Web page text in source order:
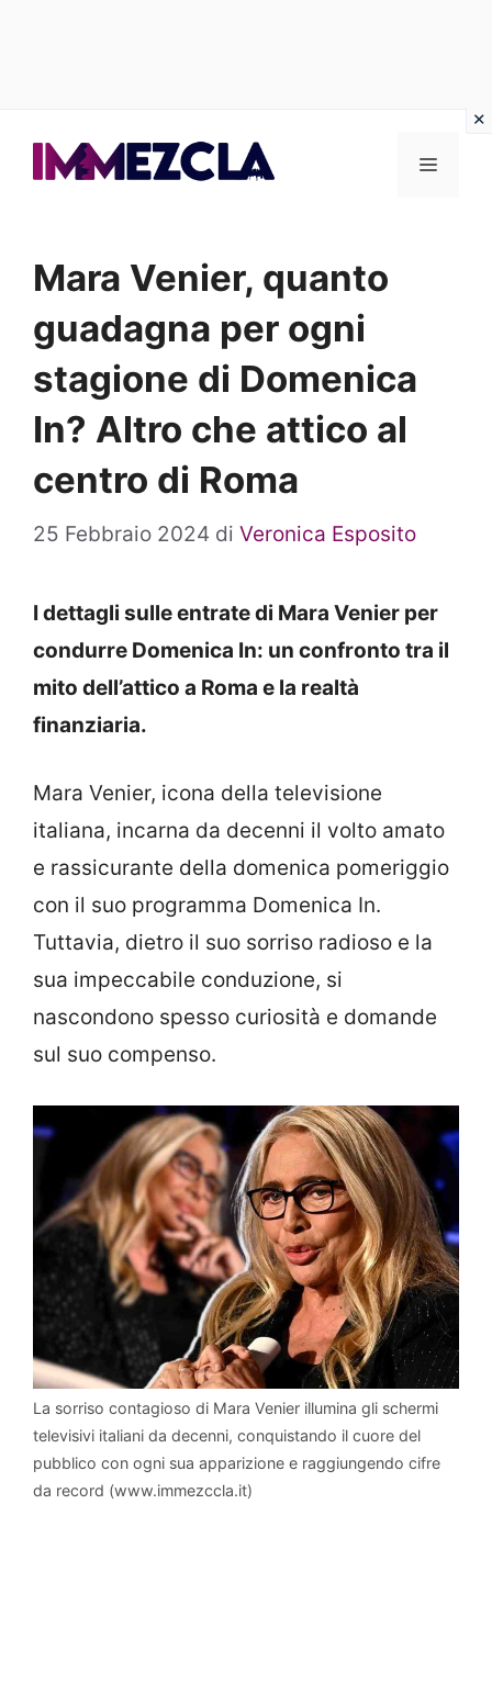
Menu
Mara Venier, quanto
guadagna per ogni
stagione di Domenica
In? Altro che attico al
centro di Roma
25 Febbraio 2024 di Veronica Esposito
I dettagli sulle entrate di Mara Venier per
condurre Domenica In: un confronto tra il
mito dell’attico a Roma e la realtà
finanziaria.
Mara Venier, icona della televisione
italiana, incarna da decenni il volto amato
e rassicurante della domenica pomeriggio
con il suo programma Domenica In.
Tuttavia, dietro il suo sorriso radioso e la
sua impeccabile conduzione, si
nascondono spesso curiosità e domande
sul suo compenso.
La sorriso contagioso di Mara Venier illumina gli schermi
televisivi italiani da decenni, conquistando il cuore del
pubblico con ogni sua apparizione e raggiungendo cifre
da record (www.immezccla.it)